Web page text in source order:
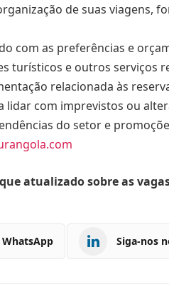
de suas
com as preferências e
turísticos e outros serviços
relacionada às
com imprevistos ou
do setor e
atualizado sobre as
Siga-nos